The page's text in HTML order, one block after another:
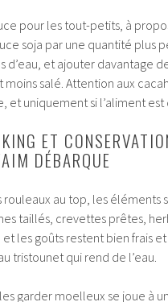
pour les tout-petits, à
soja par une quantité plus
d’eau, et ajouter davantage
salé. Attention aux
et uniquement si l’aliment
ET
DÉBARQUE
rouleaux au top, les
taillés, crevettes prêtes,
et les goûts restent bien frais
tristounet qui rend de l’eau.
garder moelleux se joue à